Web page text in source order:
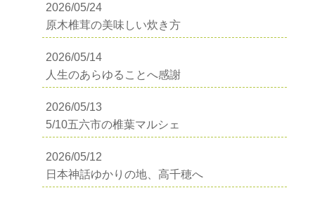
2026/05/24
原木椎茸の美味しい炊き方
2026/05/14
人生のあらゆることへ感謝
2026/05/13
5/10五六市の椎葉マルシェ
2026/05/12
日本神話ゆかりの地、高千穂へ